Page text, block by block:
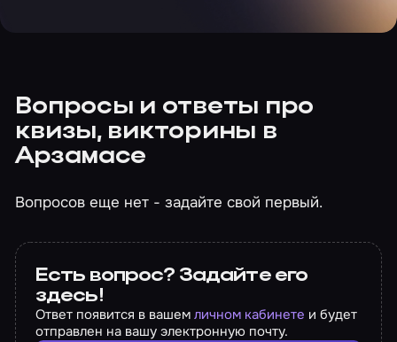
Вопросы и ответы про
квизы, викторины в
Арзамасе
Вопросов еще нет - задайте свой первый.
Есть вопрос? Задайте его
здесь!
Ответ появится в вашем личном кабинете и будет
отправлен на вашу электронную почту.